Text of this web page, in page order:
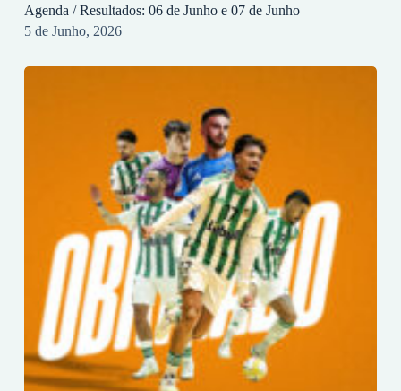
Agenda / Resultados: 06 de Junho e 07 de Junho
5 de Junho, 2026